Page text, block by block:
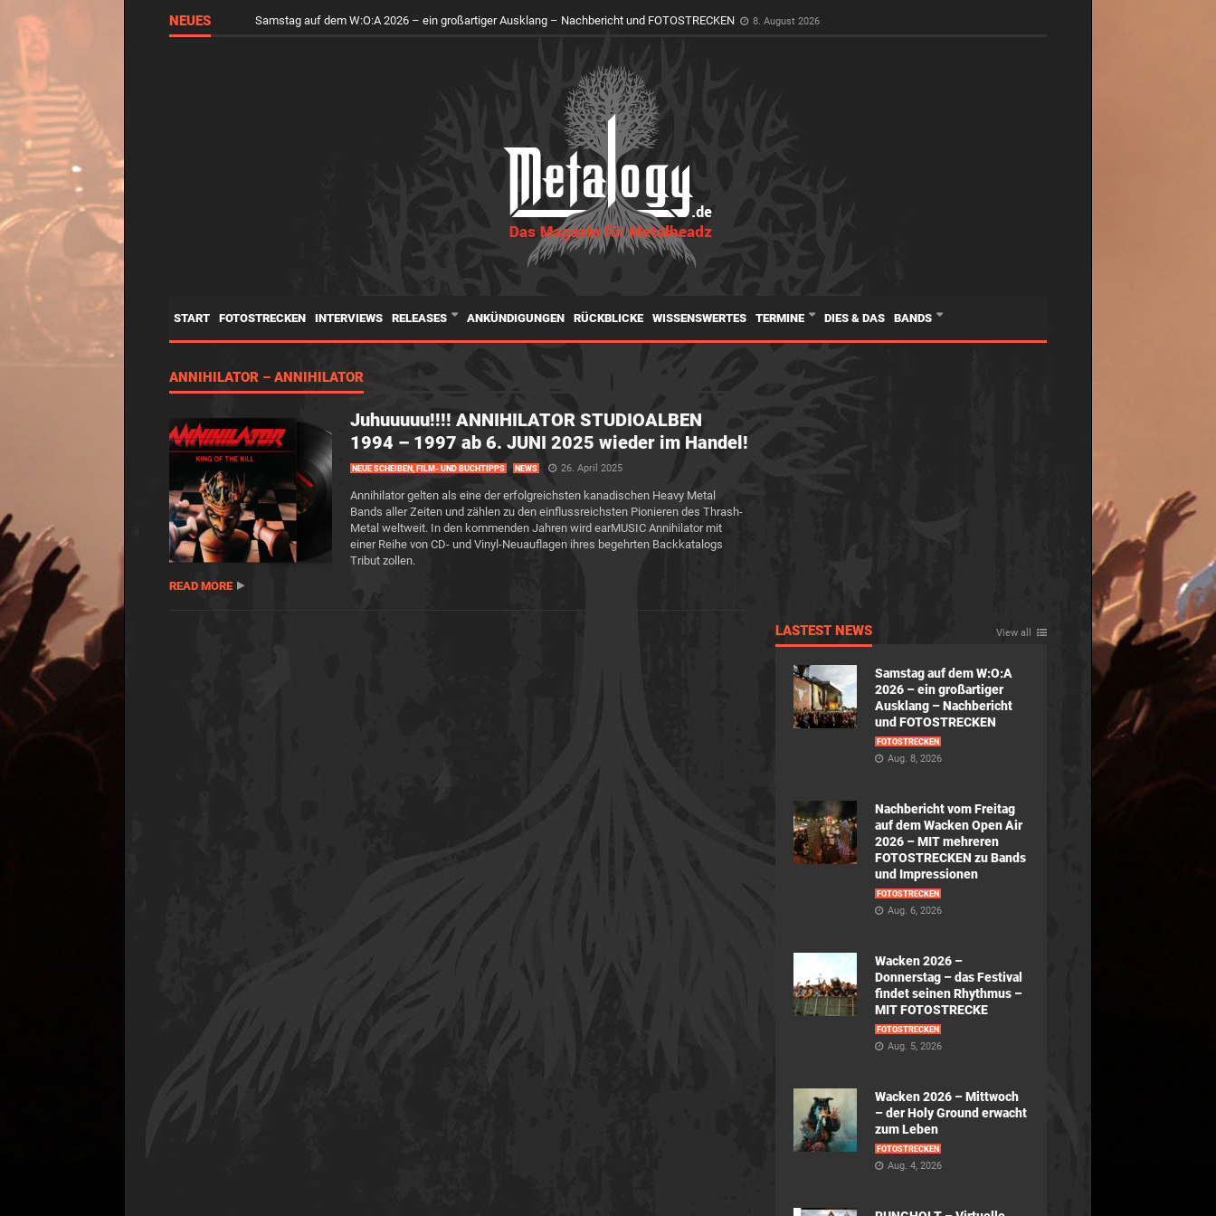
NEUES Samstag auf dem W:O:A 2026 – ein großartiger Ausklang – Nachbericht und FOTOSTRECKEN 8. August 2026
START FOTOSTRECKEN INTERVIEWS RELEASES ANKÜNDIGUNGEN RÜCKBLICKE WISSENSWERTES TERMINE DIES & DAS BANDS
ANNIHILATOR – ANNIHILATOR
Juhuuuuu!!!! ANNIHILATOR STUDIOALBEN
1994 – 1997 ab 6. JUNI 2025 wieder im Handel!
NEUE SCHEIBEN, FILM- UND BUCHTIPPS NEWS 26. April 2025
Annihilator gelten als eine der erfolgreichsten kanadischen Heavy Metal
Bands aller Zeiten und zählen zu den einflussreichsten Pionieren des Thrash-
Metal weltweit. In den kommenden Jahren wird earMUSIC Annihilator mit
einer Reihe von CD- und Vinyl-Neuauflagen ihres begehrten Backkatalogs
Tribut zollen.
READ MORE
LASTEST NEWS View all
Samstag auf dem W:O:A
2026 – ein großartiger
Ausklang – Nachbericht
und FOTOSTRECKEN
FOTOSTRECKEN
Aug. 8, 2026
Nachbericht vom Freitag
auf dem Wacken Open Air
2026 – MIT mehreren
FOTOSTRECKEN zu Bands
und Impressionen
FOTOSTRECKEN
Aug. 6, 2026
Wacken 2026 –
Donnerstag – das Festival
findet seinen Rhythmus –
MIT FOTOSTRECKE
FOTOSTRECKEN
Aug. 5, 2026
Wacken 2026 – Mittwoch
– der Holy Ground erwacht
zum Leben
FOTOSTRECKEN
Aug. 4, 2026